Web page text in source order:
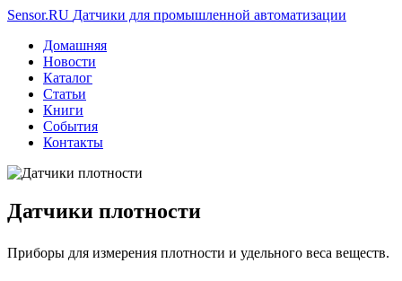
Sensor.RU Датчики для промышленной автоматизации
Домашняя
Новости
Каталог
Статьи
Книги
События
Контакты
Датчики плотности
Приборы для измерения плотности и удельного веса веществ.